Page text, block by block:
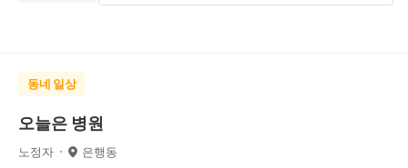
동네 일상
오늘은 병원
노정자 은행동